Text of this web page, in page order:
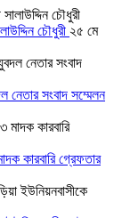
চৌধুরী ২৫ মে
নেতার সংবাদ সম্মেলন
কারবারি গ্রেফতার